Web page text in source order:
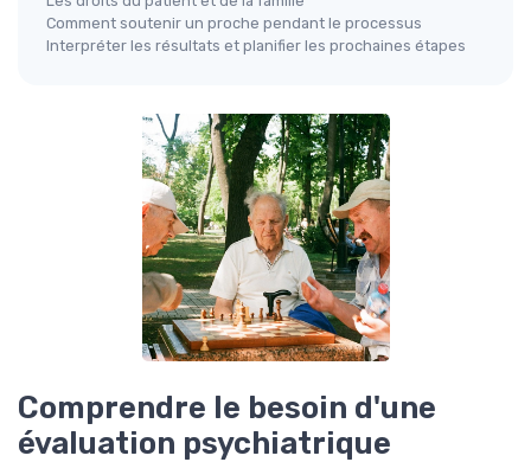
Comment soutenir un proche pendant le processus
Interpréter les résultats et planifier les prochaines étapes
Comprendre le besoin d'une
évaluation psychiatrique